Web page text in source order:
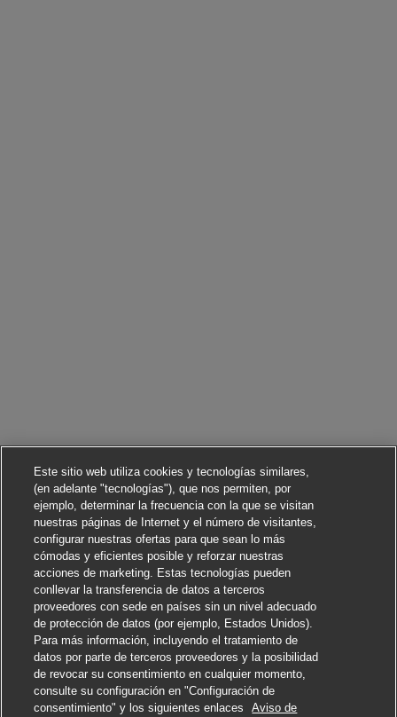
Solicitar
Este sitio web utiliza cookies y tecnologías similares,
(en adelante "tecnologías"), que nos permiten, por
ejemplo, determinar la frecuencia con la que se visitan
nuestras páginas de Internet y el número de visitantes,
configurar nuestras ofertas para que sean lo más
cómodas y eficientes posible y reforzar nuestras
acciones de marketing. Estas tecnologías pueden
conllevar la transferencia de datos a terceros
proveedores con sede en países sin un nivel adecuado
de protección de datos (por ejemplo, Estados Unidos).
Para más información, incluyendo el tratamiento de
datos por parte de terceros proveedores y la posibilidad
de revocar su consentimiento en cualquier momento,
consulte su configuración en "Configuración de
consentimiento" y los siguientes enlaces
Aviso de